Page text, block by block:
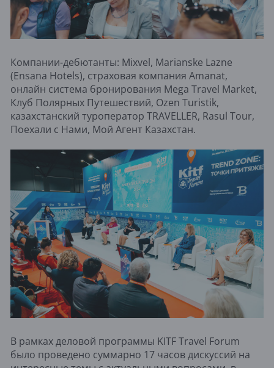
Компании-дебютанты: Mixvel, Marianske Lazne
(Ensana Hotels), страховая компания Amanat,
онлайн система бронирования Mega Travel Market,
Клуб Полярных Путешествий, Ozen Turistik,
казахстанский туроператор TRAVELLER, Rasul Tour,
Поехали с Нами, Мой Агент Казахстан.
В рамках деловой программы KITF Travel Forum
было проведено суммарно 17 часов дискуссий на